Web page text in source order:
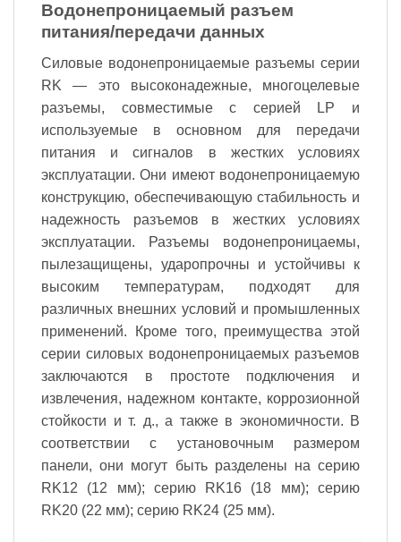
Водонепроницаемый разъем
питания/передачи данных
Силовые водонепроницаемые разъемы серии
RK — это высоконадежные, многоцелевые
разъемы, совместимые с серией LP и
используемые в основном для передачи
питания и сигналов в жестких условиях
эксплуатации. Они имеют водонепроницаемую
конструкцию, обеспечивающую стабильность и
надежность разъемов в жестких условиях
эксплуатации. Разъемы водонепроницаемы,
пылезащищены, ударопрочны и устойчивы к
высоким температурам, подходят для
различных внешних условий и промышленных
применений. Кроме того, преимущества этой
серии силовых водонепроницаемых разъемов
заключаются в простоте подключения и
извлечения, надежном контакте, коррозионной
стойкости и т. д., а также в экономичности. В
соответствии с установочным размером
панели, они могут быть разделены на серию
RK12 (12 мм); серию RK16 (18 мм); серию
RK20 (22 мм); серию RK24 (25 мм).